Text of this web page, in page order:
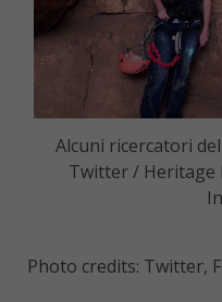
Alcuni ricercatori
Twitter / Heritage
Photo credits: Twitter,